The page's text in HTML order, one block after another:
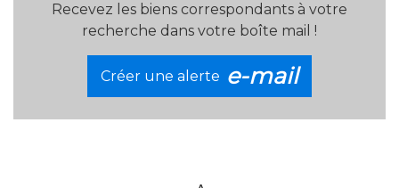
Critères supplémentaires
Piscine Parking Terrasse
Recevez les biens correspondants à votre
recherche dans votre boîte mail !
Créer une alerte e-mail